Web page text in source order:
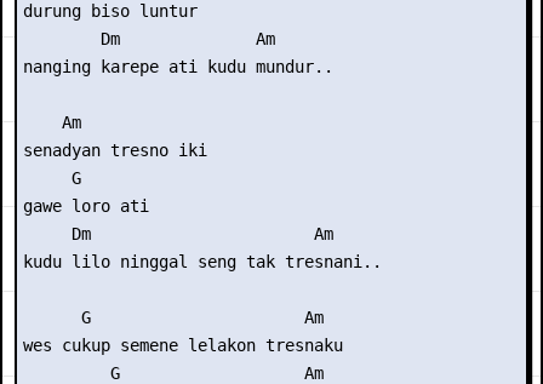
durung biso luntur
        Dm              Am
nanging karepe ati kudu mundur..
    Am
senadyan tresno iki
     G
gawe loro ati
     Dm                       Am
kudu lilo ninggal seng tak tresnani..
      G                      Am
wes cukup semene lelakon tresnaku
         G                   Am